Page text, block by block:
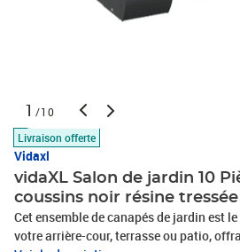
1 /10
Livraison offerte
Vidaxl
vidaXL Salon de jardin 10
coussins noir résine tressée
Cet ensemble de canapés de jardin est
votre arrière-cour, terrasse ou patio,